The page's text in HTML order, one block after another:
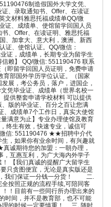
制造假国外大学文凭、
、录取通知书、Offer、在读证
材料雅思托福成绩单QQ/微
证、成绩单、使馆留学回国人员
、Offer、在读证明、雅思托福
、加拿大、意大利，澳洲、新西
证、使馆认证。QQ/微信：
证，成绩单，长期专业为留学生
赖】 QQ/微信: 551190476 联系
即留学回国人员证明，免费申请
育部国外学历学位认证。（国家
展，考公务员，落户，进国企，
凭毕业证、成绩单（世界名校一
提供整套申请学校材料 可以提供
版的毕业证、百分之百让您满
、成绩单7个工作日，真实大使馆
满意为止】专业办理使馆及教育
终生有效，快速专业，诚信可
微信: 551190476 ★★招聘中介代
，如果你有业余时间，有兴趣就
诚期待您的加盟：一朝办理，
，互惠互利，为广大海内外学子
【我们真诚的提醒广大留学生
贪图便宜，无论是真实版还是
，我们保证一分钱一分货！ 二.
按照正规的流程手续,可陪同客
！目前有一些同行所办理出来的
时间，并不是教育部，也不可能